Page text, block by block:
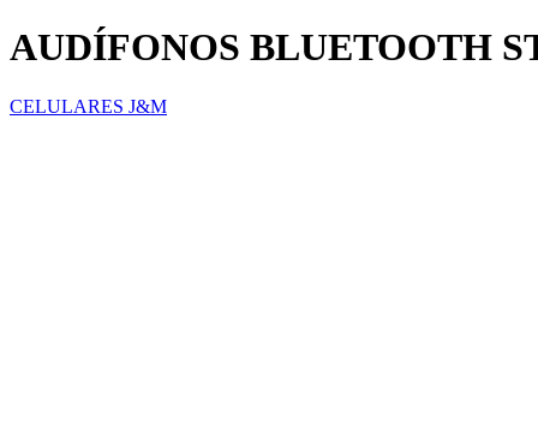
AUDÍFONOS BLUETOOTH
CELULARES J&M